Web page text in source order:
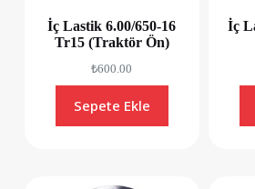
İç Lastik 6.00/650-16
Tr15 (Traktör Ön)
₺600.00
Sepete Ekle
İç